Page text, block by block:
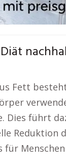
Fett
Dies führt
Reduktion
für